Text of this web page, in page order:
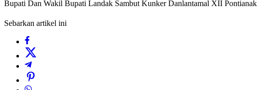
Bupati Dan Wakil Bupati Landak Sambut Kunker Danlantamal XII Pontianak
Sebarkan artikel ini